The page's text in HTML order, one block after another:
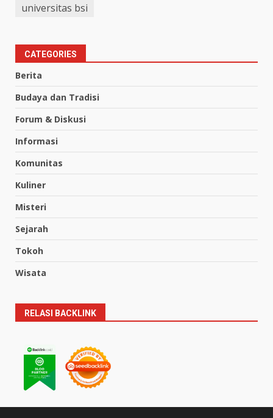
universitas bsi
CATEGORIES
Berita
Budaya dan Tradisi
Forum & Diskusi
Informasi
Komunitas
Kuliner
Misteri
Sejarah
Tokoh
Wisata
RELASI BACKLINK